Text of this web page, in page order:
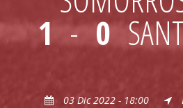
1 - 0
03 Dic 2022 - 18:00